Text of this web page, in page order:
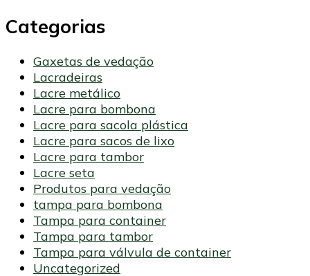
Categorias
Gaxetas de vedação
Lacradeiras
Lacre metálico
Lacre para bombona
Lacre para sacola plástica
Lacre para sacos de lixo
Lacre para tambor
Lacre seta
Produtos para vedação
tampa para bombona
Tampa para container
Tampa para tambor
Tampa para válvula de container
Uncategorized